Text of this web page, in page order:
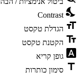
Contrast
הגדלת טקסט
הקטנת טקסט
גופן קריא
סימון כותרות